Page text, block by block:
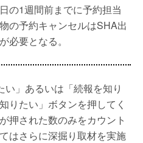
の1週間前までに予約担当
の予約キャンセルはSHA出
必要となる。
」あるいは「続報を知り
りたい」ボタンを押してく
押された数のみをカウント
はさらに深掘り取材を実施